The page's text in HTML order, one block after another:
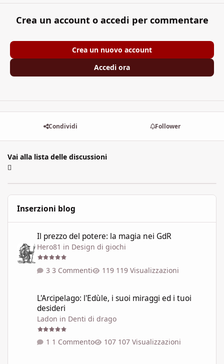
Crea un account o accedi per commentare
Crea un nuovo account
Accedi ora
Condividi Follower
Vai alla lista delle discussioni
Inserzioni blog
Il prezzo del potere: la magia nei GdR
Hero81 in Design di giochi
3 Commenti 119 Visualizzazioni
L'Arcipelago: l'Edùle, i suoi miraggi ed i tuoi
desideri
Ladon in Denti di drago
1 Commento 107 Visualizzazioni